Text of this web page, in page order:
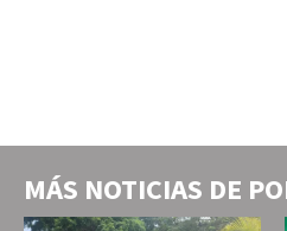
MÁS NOTICIAS DE